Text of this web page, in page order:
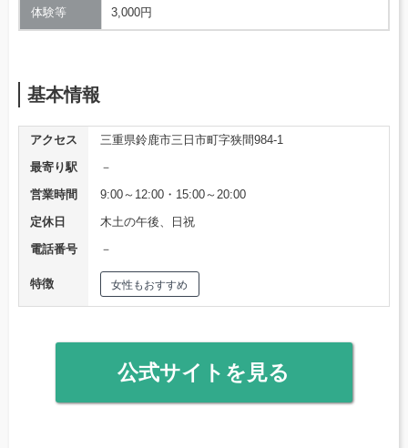
体験等 3,000円
基本情報
アクセス
三重県鈴鹿市三日市町字狭間984-1
最寄り駅
－
営業時間
9:00～12:00・15:00～20:00
定休日
木土の午後、日祝
電話番号
－
特徴 女性もおすすめ
公式サイトを見る